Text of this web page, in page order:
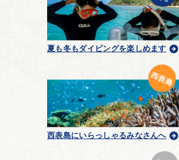
夏も冬もダイビングを楽しめます
西表島にいらっしゃるみなさんへ